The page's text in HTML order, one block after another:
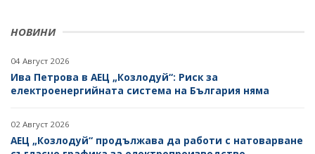
НОВИНИ
04 Август 2026
Ива Петрова в АЕЦ „Козлодуй“: Риск за
електроенергийната система на България няма
02 Август 2026
АЕЦ „Козлодуй“ продължава да работи с натоварване
РЕЗУЛТАТИ ОТ КОНКУРСИТЕ
КОНКУРСИ ЗА ИЗБОР НА РЪКОВОДНИ ОРГАНИ НА
РЕЗУЛТАТИ ОТ КОНКУРСИ ЗА ИЗБОР НА РЪКОВОДНИ
ЗАПОВЕДИ И АКТОВЕ
ВРЪЗКИ
ИНСТИТУЦИИ
ДРУЖЕСТВА С ДЪРЖАВНО УЧАСТИЕ
БГ ПРЕДСЕДАТЕЛСТВО НА СЪВЕТА НА ЕС